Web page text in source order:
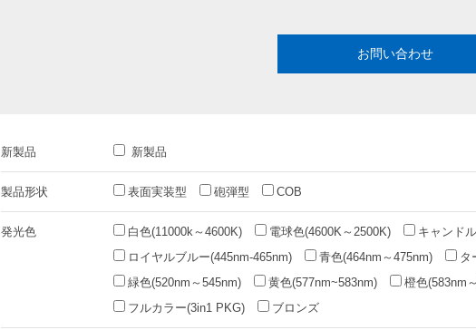
お問い合わせ
新製品 新製品
製品形状 表面実装型 砲弾型 COB
発光色 白色(11000k～4600K) 電球色(4600K～2500K)
キャンド
ロイヤルブルー(445nm-465nm)
青色(464nm～475nm) タ
緑色(520nm～545nm)
黄色(577nm~583nm) 橙色(583nm
フルカラー(3in1 PKG)
ブロンズ